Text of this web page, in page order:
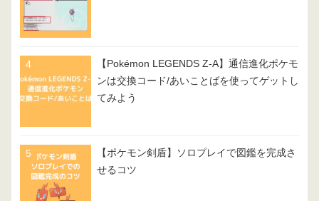
【Pokémon LEGENDS Z-A】通信進化ポケモ
ンは交換コード/あいことばを使ってゲットし
てみよう
【ポケモン剣盾】ソロプレイで図鑑を完成さ
せるコツ